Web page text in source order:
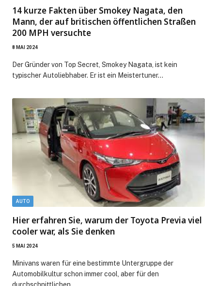
14 kurze Fakten über Smokey Nagata, den
Mann, der auf britischen öffentlichen Straßen
200 MPH versuchte
8 MAI 2024
Der Gründer von Top Secret, Smokey Nagata, ist kein
typischer Autoliebhaber. Er ist ein Meistertuner…
AUTO
Hier erfahren Sie, warum der Toyota Previa viel
cooler war, als Sie denken
5 MAI 2024
Minivans waren für eine bestimmte Untergruppe der
Automobilkultur schon immer cool, aber für den